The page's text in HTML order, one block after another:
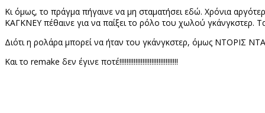
Κι όμως, το πράγμα πήγαινε να μη σταματήσει εδώ. Χρόνια
ΚΑΓΚΝΕΥ πέθαινε για να παίξει το ρόλο του χωλού γκάνγκστερ.
Διότι η ρολάρα μπορεί να ήταν του γκάνγκστερ, όμως ΝΤΟΡΙΣ
Και το remake δεν έγινε ποτέ!!!!!!!!!!!!!!!!!!!!!!!!!!!!!!!!!